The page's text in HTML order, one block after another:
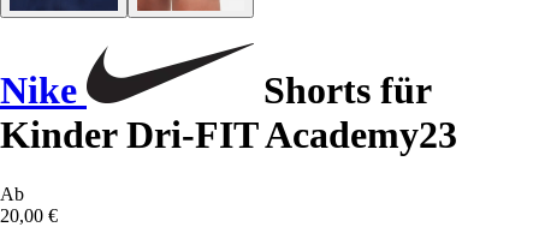
Nike
Shorts für
Kinder Dri-FIT Academy23
Ab
20,00 €